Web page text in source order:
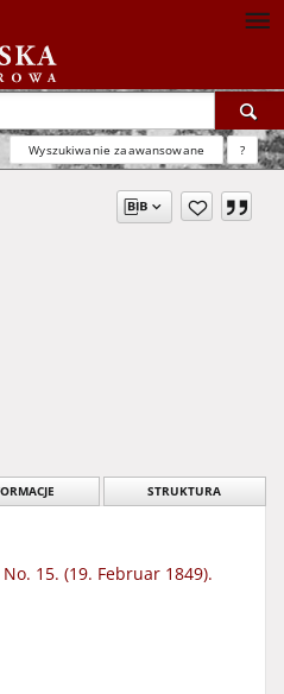
Wyszukiwanie zaawansowane ?
STRUKTURA
15. (19. Februar 1849).